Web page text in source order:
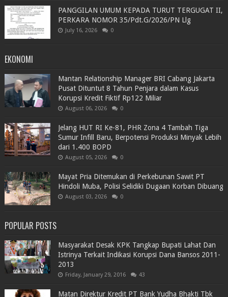
PANGGILAN UMUM KEPADA TURUT TERGUGAT II,
PERKARA NOMOR 35/Pdt.G/2026/PN Llg
July 16, 2026 0
EKONOMI
Mantan Relationship Manager BRI Cabang Jakarta
Pusat Dituntut 8 Tahun Penjara dalam Kasus
Korupsi Kredit Fiktif Rp122 Miliar
August 06, 2026 0
Jelang HUT RI Ke-81, PHR Zona 4 Tambah Tiga
Sumur Infill Baru, Berpotensi Produksi Minyak Lebih
dari 1.400 BOPD
August 05, 2026 0
Mayat Pria Ditemukan di Perkebunan Sawit PT
Hindoli Muba, Polisi Selidiki Dugaan Korban Dibuang
August 03, 2026 0
POPULAR POSTS
Masyarakat Desak KPK Tangkap Bupati Lahat Dan
Istrinya Terkait Indikasi Korupsi Dana Bansos 2011-
2013
Friday, January 29, 2016 43
Matan Direktur Kredit PT Bank Yudha Bhakti Tbk